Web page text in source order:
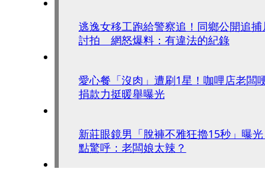
逃逸女移工跑給警察追！同鄉公開追捕
討拍 網怒爆料：有違法的紀錄
愛心餐「沒肉」遭刷1星！咖哩店老
捐款力挺暖舉曝光
新莊眼鏡男「脫褲不雅狂擼15秒」曝
點驚呼：老闆娘太辣？